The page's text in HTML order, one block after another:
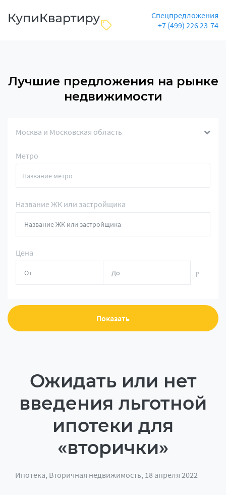
Спецпредложения
+7 (499) 226 23-74
Лучшие предложения на рынке
недвижимости
Москва и Московская область
Метро
Название ЖК или застройщика
Цена
₽
Показать
Ожидать или нет
введения льготной
ипотеки для
«вторички»
Ипотека, Вторичная недвижимость, 18 апреля 2022